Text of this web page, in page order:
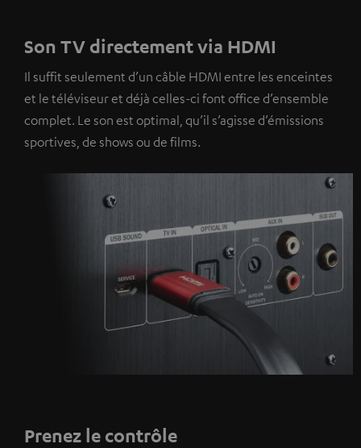
Son TV directement via HDMI
Il suffit seulement d’un câble HDMI entre les enceintes
et le téléviseur et déjà celles-ci font office d’ensemble
complet. Le son est optimal, qu’il s’agisse d’émissions
sportives, de shows ou de films.
Prenez le contrôle